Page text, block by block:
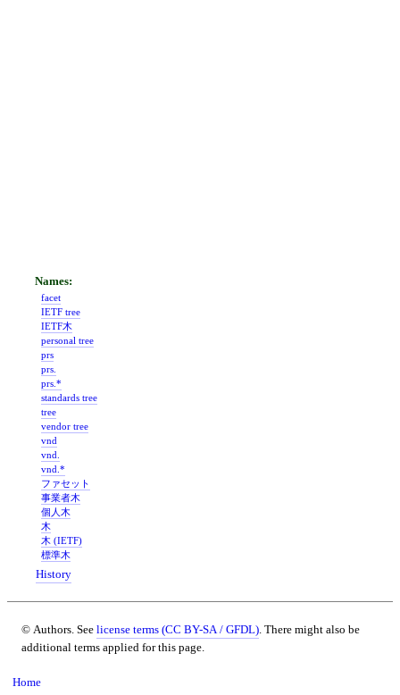
facet
IETF tree
IETF木
personal tree
prs
prs.
prs.*
standards tree
tree
vendor tree
vnd
vnd.
vnd.*
ファセット
事業者木
個人木
木
木 (IETF)
標準木
History
© Authors. See license terms (CC BY-SA / GFDL). There might also be
additional terms applied for this page.
Home